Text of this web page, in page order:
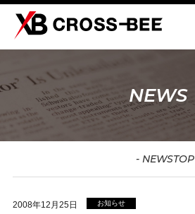
NEWS
2008年12月25日 お知らせ
- NEWSTOP